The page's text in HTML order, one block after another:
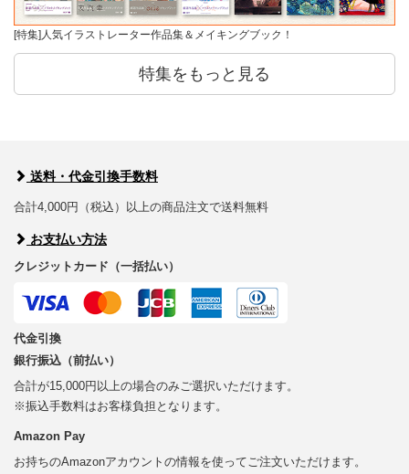
[特集]人気イラストレーター作品集＆メイキングブック！
特集をもっと見る
送料・代金引換手数料
合計4,000円（税込）以上の商品注文で送料無料
お支払い方法
クレジットカード（一括払い）
代金引換
銀行振込（前払い）
合計が15,000円以上の場合のみご選択いただけます。
※振込手数料はお客様負担となります。
Amazon Pay
お持ちのAmazonアカウントの情報を使ってご注文いただけます。